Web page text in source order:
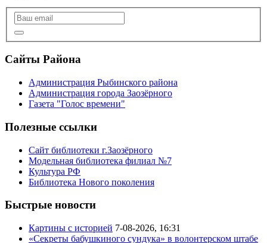
Сайты Района
Администрация Рыбинского района
Администрация города Заозёрного
Газета "Голос времени"
Полезные ссылки
Сайт библиотеки г.Заозёрного
Модельная библиотека филиал №7
Культура РФ
Библиотека Нового поколения
Быстрые новости
Картины с историей 7-08-2026, 16:31
«Секреты бабушкиного сундука» в волонтерском штабе